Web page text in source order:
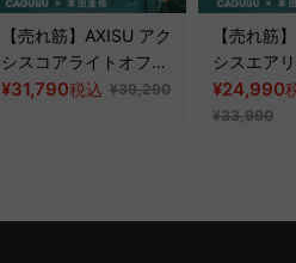
【売れ筋】AXISU アク
シスコアライトオフィ
スチェア
¥31,790税込 ¥39,290
【売れ筋
シスエア
フィスチ
¥24,990
¥33,990